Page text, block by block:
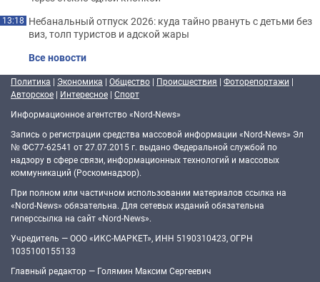
13:18 Небанальный отпуск 2026: куда тайно рвануть с детьми без
виз, толп туристов и адской жары
Все новости
Политика | Экономика | Общество | Происшествия | Фоторепортажи |
Авторское | Интересное | Спорт
Информационное агентство «Nord-News»
Запись о регистрации средства массовой информации «Nord-News» Эл
№ ФС77-62541 от 27.07.2015 г. выдано Федеральной службой по
надзору в сфере связи, информационных технологий и массовых
коммуникаций (Роскомнадзор).
При полном или частичном использовании материалов ссылка на
«Nord-News» обязательна. Для сетевых изданий обязательна
гиперссылка на сайт «Nord-News».
Учредитель — ООО «ИКС-МАРКЕТ», ИНН 5190310423, ОГРН
1035100155133
Главный редактор — Голямин Максим Сергеевич